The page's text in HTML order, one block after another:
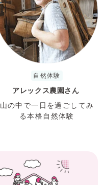
自然体験
アレックス農園さん
山の中で一日を過ごしてみ
る本格自然体験